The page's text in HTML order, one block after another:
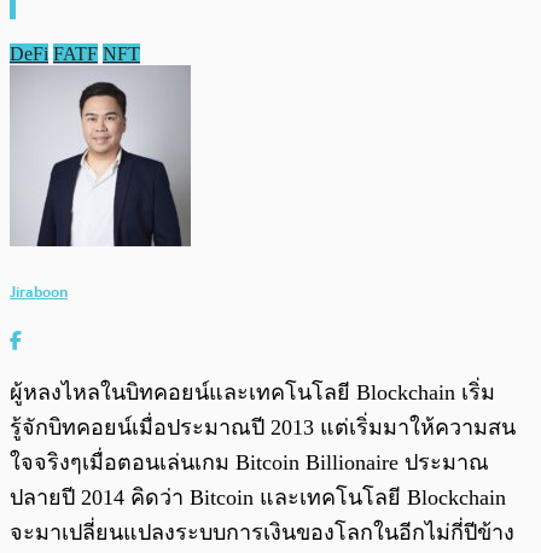
DeFi FATF NFT
Jiraboon
ผู้หลงไหลในบิทคอยน์และเทคโนโลยี Blockchain เริ่ม
รู้จักบิทคอยน์เมื่อประมาณปี 2013 แต่เริ่มมาให้ความสน
ใจจริงๆเมื่อตอนเล่นเกม Bitcoin Billionaire ประมาณ
ปลายปี 2014 คิดว่า Bitcoin และเทคโนโลยี Blockchain
จะมาเปลี่ยนแปลงระบบการเงินของโลกในอีกไม่กี่ปีข้าง